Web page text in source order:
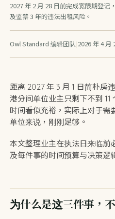
2027 年 2 月 28 日前完成宽限期登记
及监禁 3 年的违法出租风险。
Owl Standard 编辑团队|2026 年 4 月
距离 2027 年 3 月 1 日简朴房
港分间单位业主只剩下不到
时间看似充裕，实际上对于需
单位来说，刚刚足够。
本文整理业主在执法日来临前
及每件事的时间预算与决策逻
为什么是这三件事，